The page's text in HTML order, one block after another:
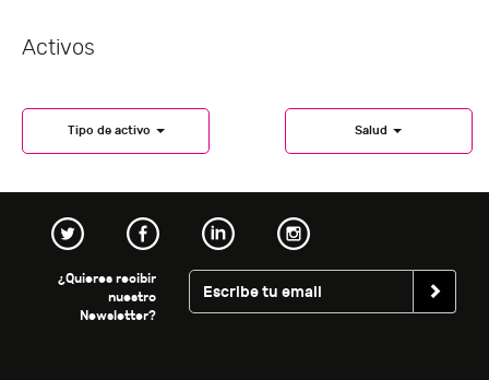
Activos
Tipo de activo Salud
¿Quieres recibir
nuestro
Newsletter?